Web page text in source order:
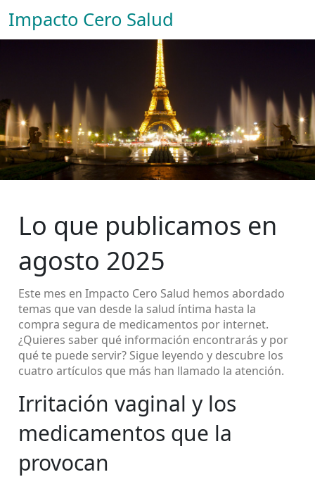
Impacto Cero Salud
Lo que publicamos en
agosto 2025
Este mes en Impacto Cero Salud hemos abordado
temas que van desde la salud íntima hasta la
compra segura de medicamentos por internet.
¿Quieres saber qué información encontrarás y por
qué te puede servir? Sigue leyendo y descubre los
cuatro artículos que más han llamado la atención.
Irritación vaginal y los
medicamentos que la
provocan